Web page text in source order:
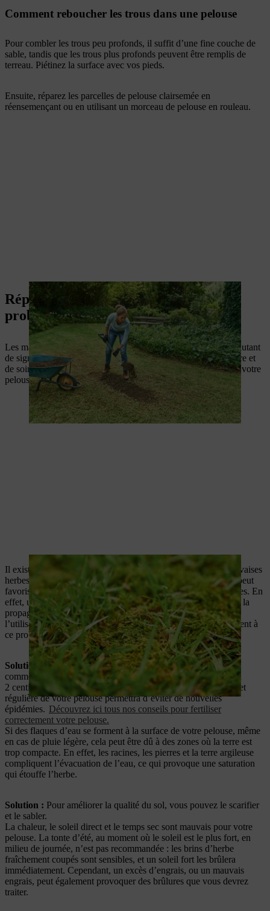
Comment reboucher les trous dans une pelouse
Pour combler les trous peu profonds, il suffit d’une fine couche de
sable, tandis que les trous plus profonds peuvent être remplis de
terreau. Piétinez la surface avec vos pieds.
Ensuite, réparez les parcelles de pelouse clairsemée en
réensemençant ou en utilisant un morceau de pelouse en rouleau.
Réparer une pelouse abîmée : autres
problèmes et causes
Les mauvaises herbes, une pelouse détrempée ou brûlée sont autant
de signes que votre pelouse a besoin d’une attention particulière et
de soins. Découvrez comment régler ces dommages et réparer votre
pelouse abîmée.
Il existe de nombreuses raisons expliquant la présence de mauvaises
herbes sur votre pelouse. Un manque d’eau ou de nutriments peut
favoriser la croissance du trèfle, des pissenlits et des marguerites. En
effet, une pelouse sous-alimentée est incapable de lutter contre la
propagation des mauvaises herbes. Une coupe trop courte et
l’utilisation de graines de mauvaise qualité contribuent également à
ce problème.
Solution :
vous pouvez lutter contre les mauvaises herbes en
commençant par couper votre pelouse à une hauteur d’environ
2 centimètres, puis en la scarifiant. Une fertilisation suffisante et
régulière de votre pelouse permettra d’éviter de nouvelles
épidémies. Découvrez ici tous nos conseils pour fertiliser
correctement votre pelouse.
Si des flaques d’eau se forment à la surface de votre pelouse, même
en cas de pluie légère, cela peut être dû à des zones où la terre est
trop compacte. En effet, les racines, les pierres et la terre argileuse
compliquent l’évacuation de l’eau, ce qui provoque une saturation
qui étouffe l’herbe.
Solution : Pour améliorer la qualité du sol, vous pouvez le scarifier
et le sabler.
La chaleur, le soleil direct et le temps sec sont mauvais pour votre
pelouse. La tonte d’été, au moment où le soleil est le plus fort, en
milieu de journée, n’est pas recommandée : les brins d’herbe
fraîchement coupés sont sensibles, et un soleil fort les brûlera
immédiatement. Cependant, un excès d’engrais, ou un mauvais
engrais, peut également provoquer des brûlures que vous devrez
traiter.